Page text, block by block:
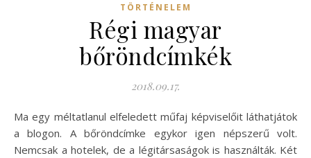
TÖRTÉNELEM
Régi magyar
bőröndcímkék
2018.09.17.
Ma egy méltatlanul elfeledett műfaj képviselőit láthatjátok
a blogon. A bőröndcímke egykor igen népszerű volt.
Nemcsak a hotelek, de a légitársaságok is használták. Két